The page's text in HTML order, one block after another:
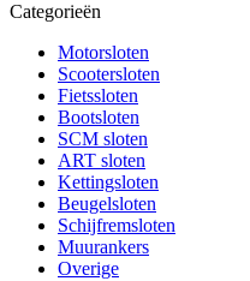
Categorieën
Motorsloten
Scootersloten
Fietssloten
Bootsloten
SCM sloten
ART sloten
Kettingsloten
Beugelsloten
Schijfremsloten
Muurankers
Overige